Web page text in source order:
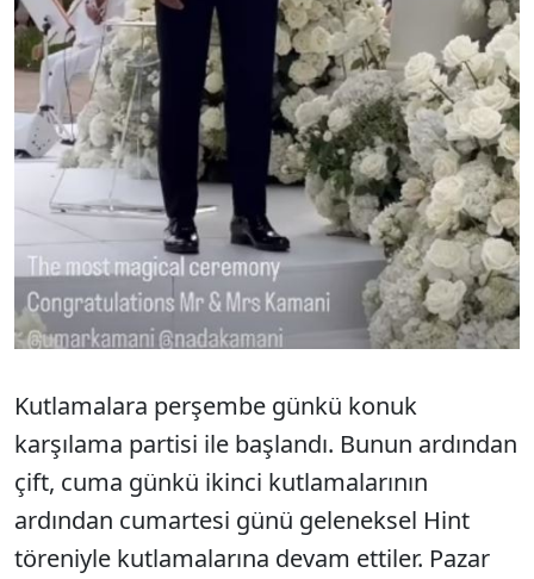
Kutlamalara perşembe günkü konuk
karşılama partisi ile başlandı. Bunun ardından
çift, cuma günkü ikinci kutlamalarının
ardından cumartesi günü geleneksel Hint
töreniyle kutlamalarına devam ettiler. Pazar